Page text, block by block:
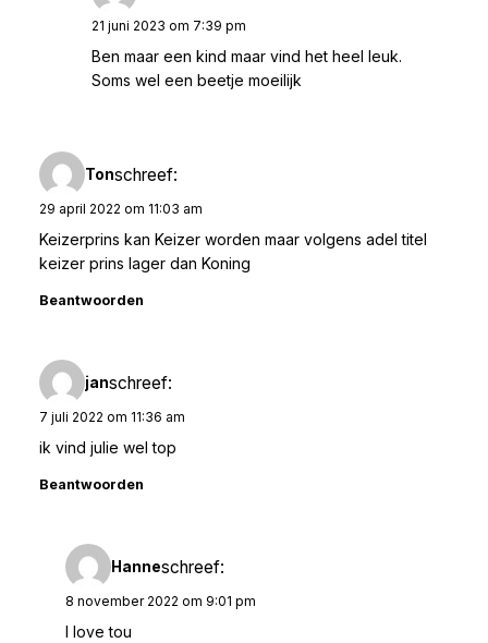
21 juni 2023 om 7:39 pm
Ben maar een kind maar vind het heel leuk.
Soms wel een beetje moeilijk
Tonschreef:
29 april 2022 om 11:03 am
Keizerprins kan Keizer worden maar volgens adel titel
keizer prins lager dan Koning
Beantwoorden
janschreef:
7 juli 2022 om 11:36 am
ik vind julie wel top
Beantwoorden
Hanneschreef:
8 november 2022 om 9:01 pm
I love tou